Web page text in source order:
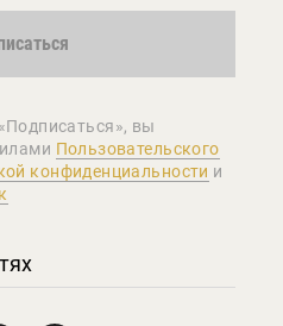
вы
Пользовательского
конфиденциальности и